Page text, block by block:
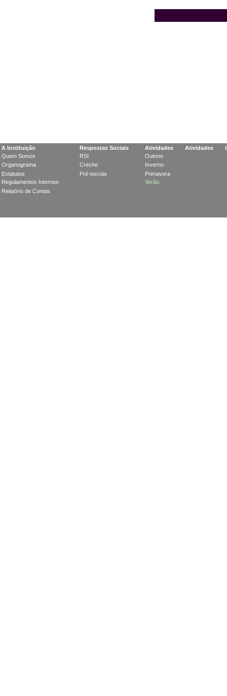
A Instituição Respostas Sociais Atividades Atividades
Quem Somos
RSI
Outono
Organograma
Creche
Inverno
Estatutos
Pré-escola
Primavera
Regulamentos Internos
Verão
Relatório de Contas